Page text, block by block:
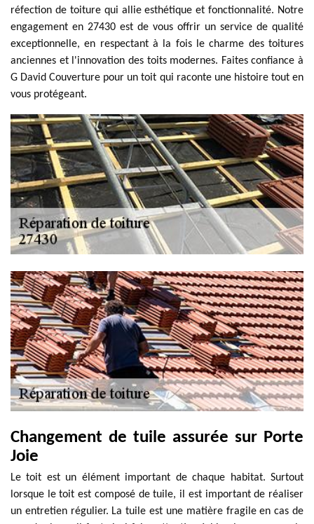
réfection de toiture qui allie esthétique et fonctionnalité. Notre
engagement en 27430 est de vous offrir un service de qualité
exceptionnelle, en respectant à la fois le charme des toitures
anciennes et l'innovation des toits modernes. Faites confiance à
G David Couverture pour un toit qui raconte une histoire tout en
vous protégeant.
Changement de tuile assurée sur Porte
Joie
Le toit est un élément important de chaque habitat. Surtout
lorsque le toit est composé de tuile, il est important de réaliser
un entretien régulier. La tuile est une matière fragile en cas de